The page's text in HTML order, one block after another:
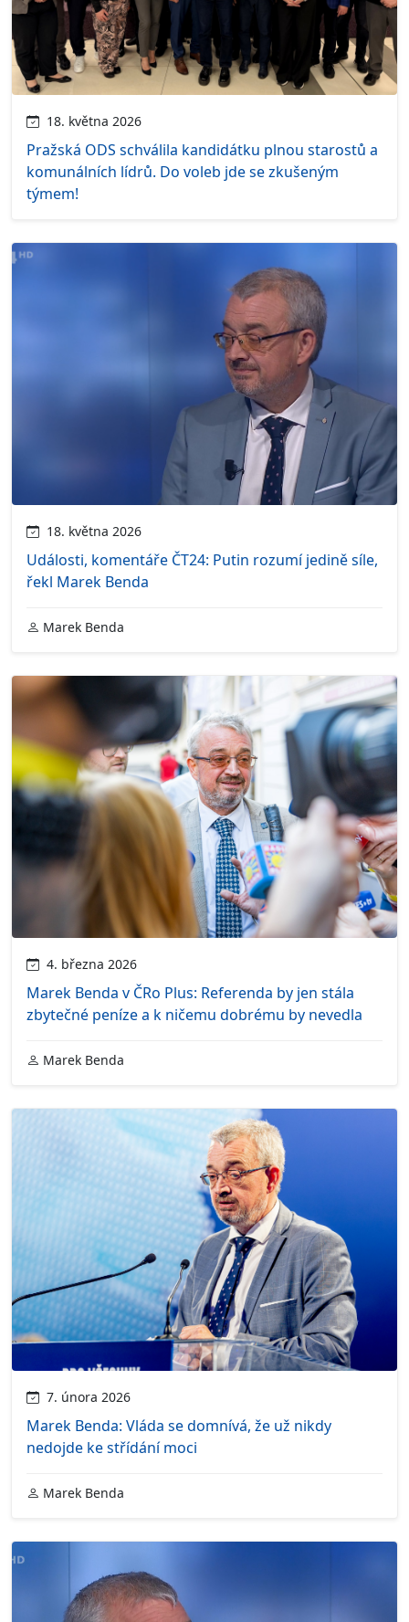
18. května 2026
Pražská ODS schválila kandidátku plnou starostů a
komunálních lídrů. Do voleb jde se zkušeným
týmem!
18. května 2026
Události, komentáře ČT24: Putin rozumí jedině síle,
řekl Marek Benda
Marek Benda
4. března 2026
Marek Benda v ČRo Plus: Referenda by jen stála
zbytečné peníze a k ničemu dobrému by nevedla
Marek Benda
7. února 2026
Marek Benda: Vláda se domnívá, že už nikdy
nedojde ke střídání moci
Marek Benda